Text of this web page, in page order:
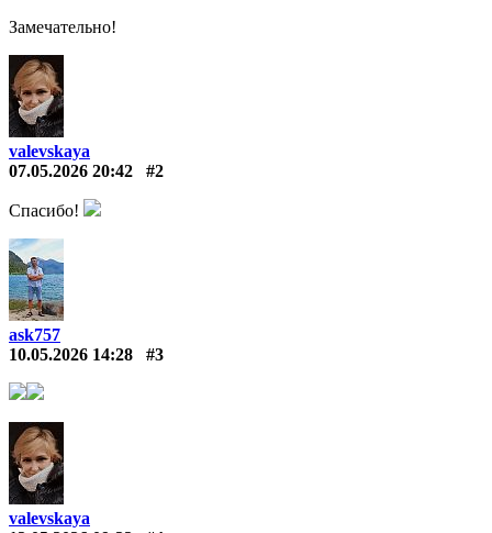
Замечательно!
valevskaya
07.05.2026 20:42
#2
Спасибо!
ask757
10.05.2026 14:28
#3
valevskaya